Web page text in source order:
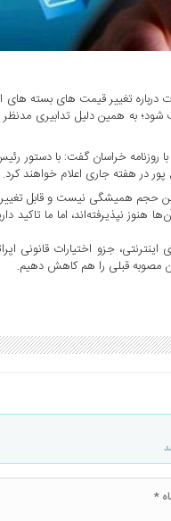
درباره تغییر قیمت های بسته
به همین دلیل تدابیری
روزنامه خراسان گفت: با دستور
در هفته جاری اعلام خواهند کرد.
حجم همیشگی نیست و قابل
نپذیرفته‌اند، اما ما تاکید
جزو اختیارات قانونی
مصوبه قبلی را هم کاهش دهیم.